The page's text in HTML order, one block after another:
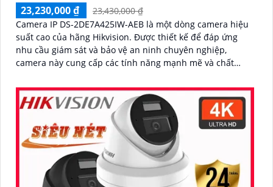
23,230,000 ₫
23,430,000 ₫
Camera IP DS-2DE7A425IW-AEB là một dòng camera hiệu
suất cao của hãng Hikvision. Được thiết kế để đáp ứng
nhu cầu giám sát và bảo vệ an ninh chuyên nghiệp,
camera này cung cấp các tính năng mạnh mẽ và chất